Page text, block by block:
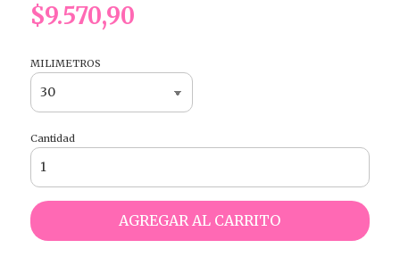
$9.570,90
MILIMETROS
Cantidad
AGREGAR AL CARRITO